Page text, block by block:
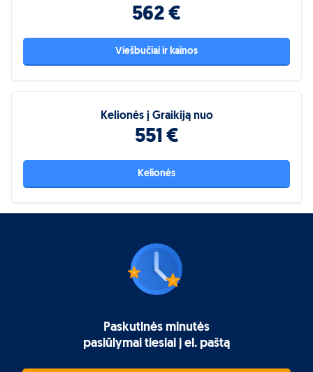
562 €
Viešbučiai ir kainos
Kelionės į Graikiją nuo
551 €
Kelionės
Paskutinės minutės
pasiūlymai tiesiai į el. paštą